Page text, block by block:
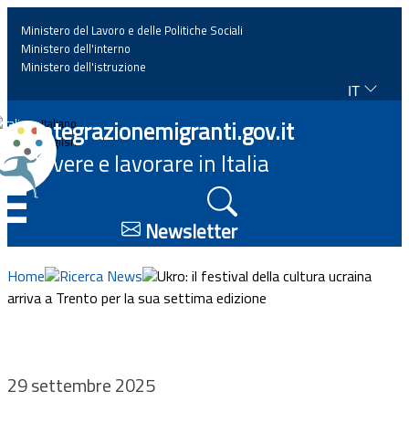
Home
News
Approfondimenti
Eventi
Progetti
Ministero del Lavoro e delle Politiche Sociali
Ministero dell'interno
Ministero dell'istruzione
IT
Italiano
English
Integrazionemigranti.gov.it
Vivere e lavorare in Italia
Newsletter
Home Ricerca News
Ukro: il festival della cultura ucraina
arriva a Trento per la sua settima edizione
29 settembre 2025